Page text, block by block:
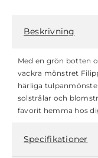
Beskrivning
Med en grön botten
vackra mönstret
härliga
solstrålar och
favorit hemma hos
Specifikationer